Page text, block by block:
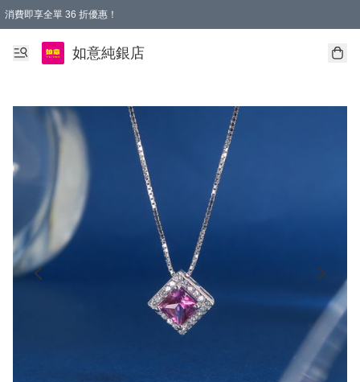
消費即享全單 36 折優惠！
購物满$50，全國包郵。Free shopping on orders over $50.
如意純銀店